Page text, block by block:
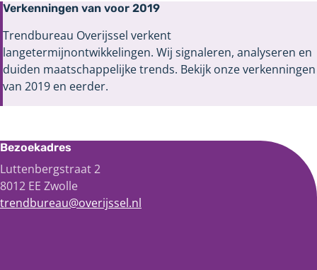
Verkenningen van voor 2019
Trendbureau Overijssel verkent
langetermijnontwikkelingen. Wij signaleren, analyseren en
duiden maatschappelijke trends. Bekijk onze verkenningen
van 2019 en eerder.
Bezoekadres
Luttenbergstraat 2
8012 EE Zwolle
trendbureau@overijssel.nl